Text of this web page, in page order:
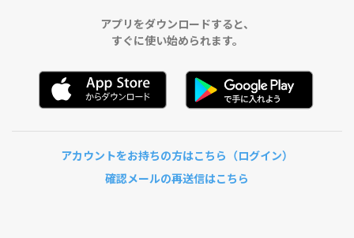
アプリをダウンロードすると、
すぐに使い始められます。
アカウントをお持ちの方はこちら（ログイン）
確認メールの再送信はこちら